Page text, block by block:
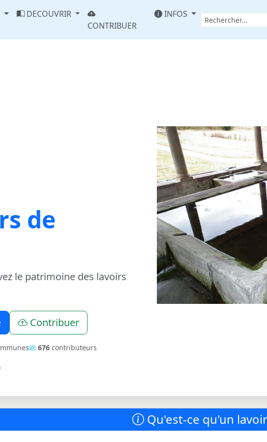
DECOUVRIR
CONTRIBUER
INFOS
de
le patrimoine des lavoirs
Contribuer
676 contributeurs
Qu'est-ce qu'un